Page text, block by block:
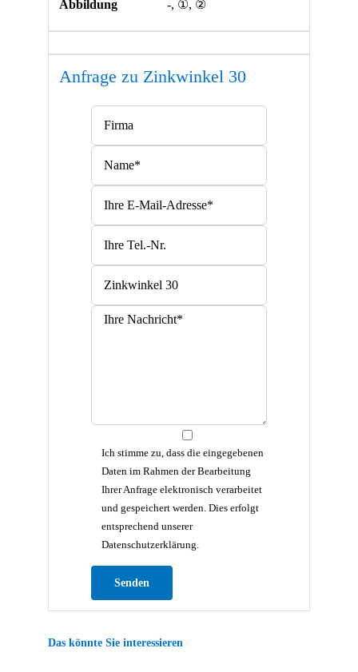
Abbildung -, ①, ②
Anfrage zu Zinkwinkel 30
Ich stimme zu, dass die eingegebenen
Daten im Rahmen der Bearbeitung
Ihrer Anfrage elektronisch verarbeitet
und gespeichert werden. Dies erfolgt
entsprechend unserer
Datenschutzerklärung.
Das könnte Sie interessieren